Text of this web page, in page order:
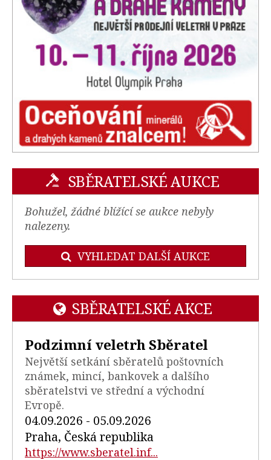
SBĚRATELSKÉ AUKCE
Bohužel, žádné blížící se aukce nebyly
nalezeny.
VYHLEDAT DALŠÍ AUKCE
SBĚRATELSKÉ AKCE
Podzimní veletrh Sběratel
Největší setkání sběratelů poštovních
známek, mincí, bankovek a dalšího
sběratelstvi ve střední a východní
Evropě.
04.09.2026 - 05.09.2026
Praha, Česká republika
https://www.sberatel.inf...